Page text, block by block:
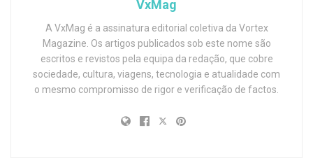
VxMag
A VxMag é a assinatura editorial coletiva da Vortex
Magazine. Os artigos publicados sob este nome são
escritos e revistos pela equipa da redação, que cobre
sociedade, cultura, viagens, tecnologia e atualidade com
o mesmo compromisso de rigor e verificação de factos.